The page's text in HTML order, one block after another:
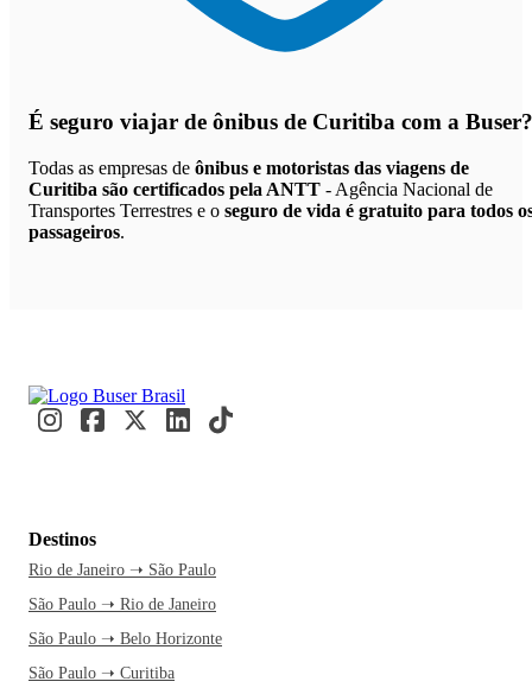
É seguro viajar de ônibus de Curitiba com a Buser?
Todas as empresas de ônibus e motoristas das viagens de
Curitiba são certificados pela ANTT - Agência Nacional de
Transportes Terrestres e o seguro de vida é gratuito para todos
passageiros.
Destinos
Rio de Janeiro ➝ São Paulo
São Paulo ➝ Rio de Janeiro
São Paulo ➝ Belo Horizonte
São Paulo ➝ Curitiba